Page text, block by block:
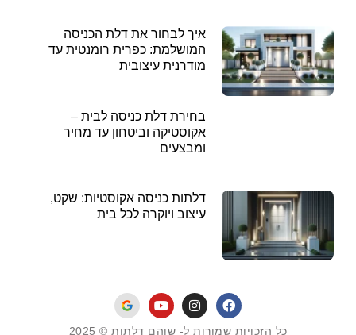
איך לבחור את דלת הכניסה
המושלמת: כפרית רומנטית עד
מודרנית עיצובית
בחירת דלת כניסה לבית –
אקוסטיקה וביטחון עד מחיר
ומבצעים
דלתות כניסה אקוסטיות: שקט,
עיצוב ויוקרה לכל בית
כל הזכויות שמורות ל- שוהם דלתות © 2025